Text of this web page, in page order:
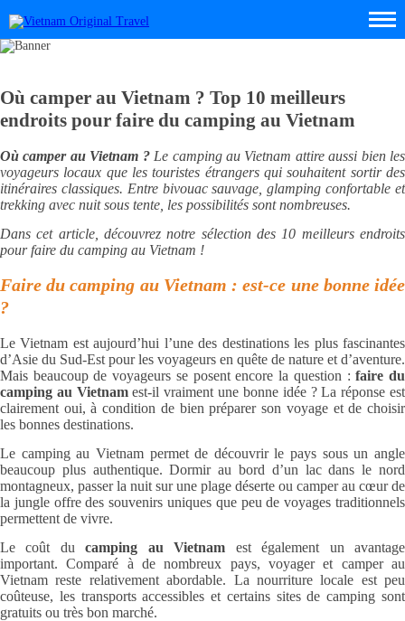
Où camper au Vietnam ? Top 10 meilleurs
endroits pour faire du camping au Vietnam
Où camper au Vietnam ?Le camping au Vietnam attire aussi bien les
voyageurs locaux que les touristes étrangers qui souhaitent sortir des
itinéraires classiques. Entre bivouac sauvage, glamping confortable et
trekking avec nuit sous tente, les possibilités sont nombreuses.
Dans cet article, découvrez notre sélection des 10 meilleurs endroits
pour faire du camping au Vietnam !
Faire du camping au Vietnam : est-ce une bonne idée
?
Le Vietnam est aujourd’hui l’une des destinations les plus fascinantes
d’Asie du Sud-Est pour les voyageurs en quête de nature et d’aventure.
Mais beaucoup de voyageurs se posent encore la question :faire du
camping au Vietnamest-il vraiment une bonne idée ? La réponse est
clairement oui, à condition de bien préparer son voyage et de choisir
les bonnes destinations.
Le camping au Vietnam permet de découvrir le pays sous un angle
beaucoup plus authentique. Dormir au bord d’un lac dans le nord
montagneux, passer la nuit sur une plage déserte ou camper au cœur de
la jungle offre des souvenirs uniques que peu de voyages traditionnels
permettent de vivre.
Le coût ducamping au Vietnam est également un avantage
important. Comparé à de nombreux pays, voyager et camper au
Vietnam reste relativement abordable. La nourriture locale est peu
coûteuse, les transports accessibles et certains sites de camping sont
gratuits ou très bon marché.